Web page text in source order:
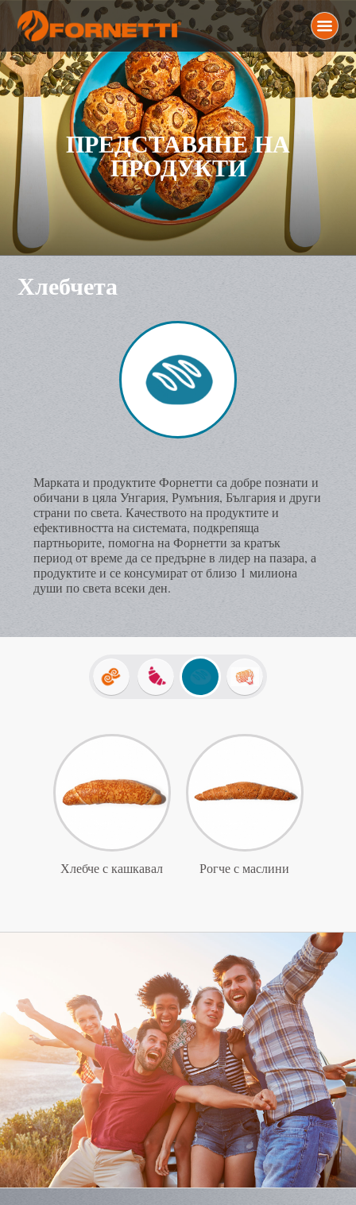
ПРЕДСТАВЯНЕ НА
ПРОДУКТИ
Хлебчета
Марката и продуктите Форнетти са добре познати и
обичани в цяла Унгария, Румъния, България и други
страни по света. Качеството на продуктите и
ефективността на системата, подкрепяща
партньорите, помогна на Форнетти за кратък
период от време да се предърне в лидер на пазара, а
продуктите и се консумират от близо 1 милиона
души по света всеки ден.
Хлебче с кашкавал Рогче с маслини